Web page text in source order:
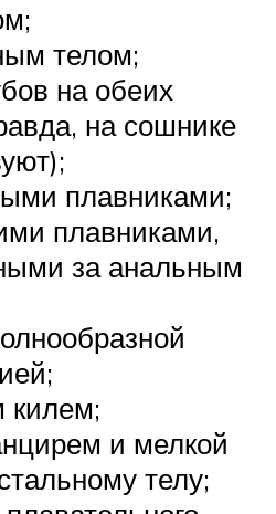
телом;
на обеих
на сошнике
плавниками;
плавниками,
за анальным
килем;
и мелкой
телу;